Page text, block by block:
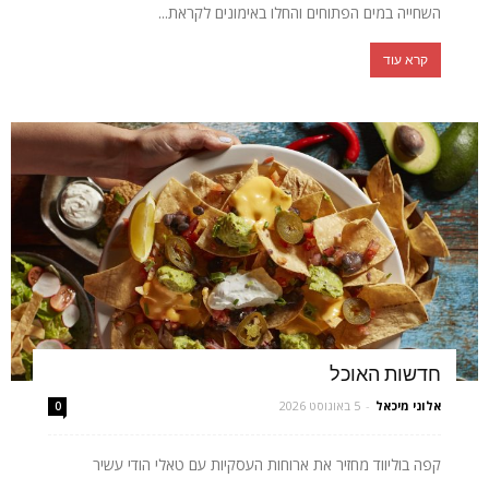
השחייה במים הפתוחים והחלו באימונים לקראת...
קרא עוד
חדשות האוכל
אלוני מיכאל - 5 באוגוסט 2026 0
קפה בוליווד מחזיר את ארוחות העסקיות עם טאלי הודי עשיר